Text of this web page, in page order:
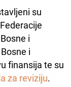
su
i
i
finansija te su
za reviziju.